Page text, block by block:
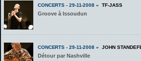
CONCERTS - 29-11-2008 » TF-JASS
Groove à Issoudun
CONCERTS - 29-11-2008 » JOHN
Détour par Nashville